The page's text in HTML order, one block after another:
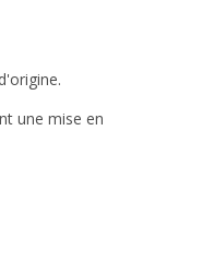
une mise en